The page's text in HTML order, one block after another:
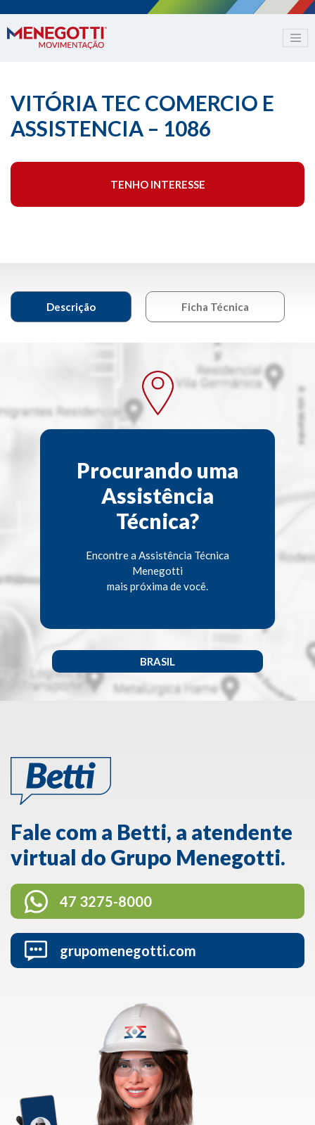
VITÓRIA TEC COMERCIO E
ASSISTENCIA – 1086
TENHO INTERESSE
Descrição Ficha Técnica
Procurando uma
Assistência
Técnica?
Encontre a Assistência Técnica
Menegotti
mais próxima de você.
BRASIL
Fale com a Betti, a atendente
virtual do Grupo Menegotti.
47 3275-8000
grupomenegotti.com